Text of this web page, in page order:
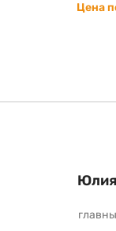
Цена